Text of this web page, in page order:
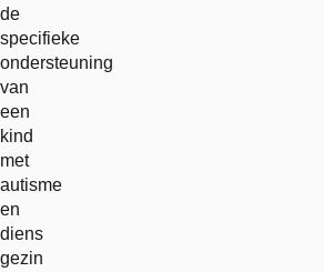
de
specifieke
ondersteuning
van
een
kind
met
autisme
en
diens
gezin